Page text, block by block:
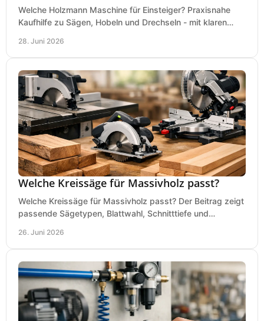
Welche Holzmann Maschine für Einsteiger? Praxisnahe
Kaufhilfe zu Sägen, Hobeln und Drechseln - mit klaren
28. Juni 2026
Welche Kreissäge für Massivholz passt?
Welche Kreissäge für Massivholz passt? Der Beitrag zeigt
passende Sägetypen, Blattwahl, Schnitttiefe und
26. Juni 2026